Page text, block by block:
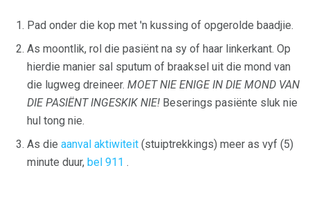
Pad onder die kop met 'n kussing of opgerolde baadjie.
As moontlik, rol die pasiënt na sy of haar linkerkant. Op
hierdie manier sal sputum of braaksel uit die mond van
die lugweg dreineer. MOET NIE ENIGE IN DIE MOND VAN
DIE PASIËNT INGESKIK NIE! Beserings pasiënte sluk nie
hul tong nie.
As die aanval aktiwiteit (stuiptrekkings) meer as vyf (5)
minute duur, bel 911 .